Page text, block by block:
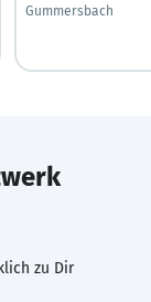
Gummersbach
zu Dir